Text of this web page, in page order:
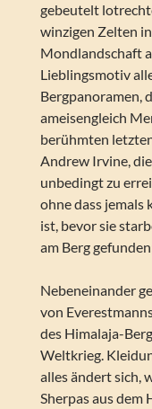
gebeutelt
winzigen Zelten
Mondlandschaft
Lieblingsmotiv
Bergpanoramen,
ameisengleich
berühmten
Andrew Irvine,
unbedingt zu
ohne dass jemals
ist, bevor sie
am Berg
Nebeneinander
von
des Himalaja-
Weltkrieg.
alles ändert sich,
Sherpas aus